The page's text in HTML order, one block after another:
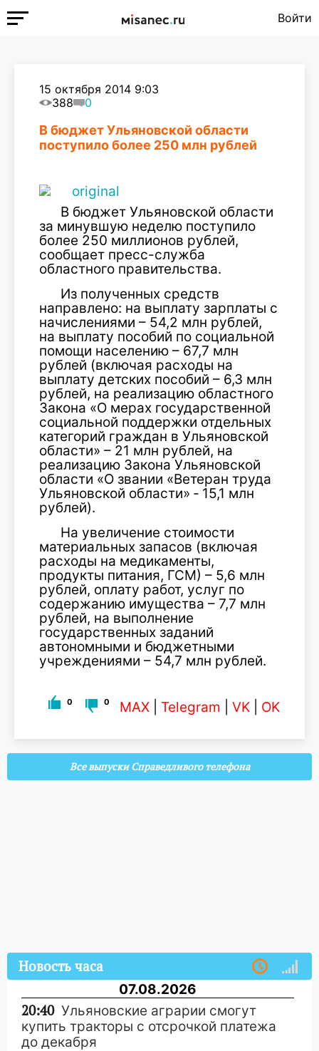
Войти
15 октября 2014 9:03
388
0
В бюджет Ульяновской области
поступило более 250 млн рублей
В бюджет Ульяновской области
за минувшую неделю поступило
более 250 миллионов рублей,
сообщает пресс-служба
областного правительства.
Из полученных средств
направлено: на выплату зарплаты с
начислениями – 54,2 млн рублей,
на выплату пособий по социальной
помощи населению – 67,7 млн
рублей (включая расходы на
выплату детских пособий – 6,3 млн
рублей, на реализацию областного
Закона «О мерах государственной
социальной поддержки отдельных
категорий граждан в Ульяновской
области» – 21 млн рублей, на
реализацию Закона Ульяновской
области «О звании «Ветеран труда
Ульяновской области» ‑ 15,1 млн
рублей).
На увеличение стоимости
материальных запасов (включая
расходы на медикаменты,
продукты питания, ГСМ) – 5,6 млн
рублей, оплату работ, услуг по
содержанию имущества – 7,7 млн
рублей, на выполнение
государственных заданий
автономными и бюджетными
учреждениями – 54,7 млн рублей.
0 0 MAX Telegram VK OK
Все выпуски Справедливого телефона
Новость часа
07.08.2026
20:40 Ульяновские аграрии смогут
купить тракторы с отсрочкой платежа
до декабря